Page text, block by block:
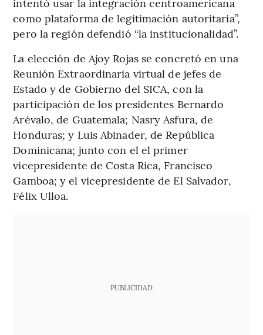
como plataforma de legitimación autoritaria”,
pero la región defendió “la institucionalidad”.
La elección de Ajoy Rojas se concretó en una
Reunión Extraordinaria virtual de jefes de
Estado y de Gobierno del SICA, con la
participación de los presidentes Bernardo
Arévalo, de Guatemala; Nasry Asfura, de
Honduras; y Luis Abinader, de República
Dominicana; junto con el el primer
vicepresidente de Costa Rica, Francisco
Gamboa; y el vicepresidente de El Salvador,
Félix Ulloa.
PUBLICIDAD